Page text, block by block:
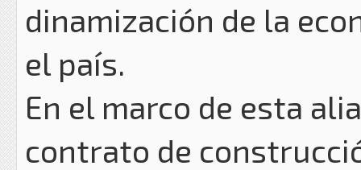
dinamización de la
el país.
En el marco de esta
contrato de